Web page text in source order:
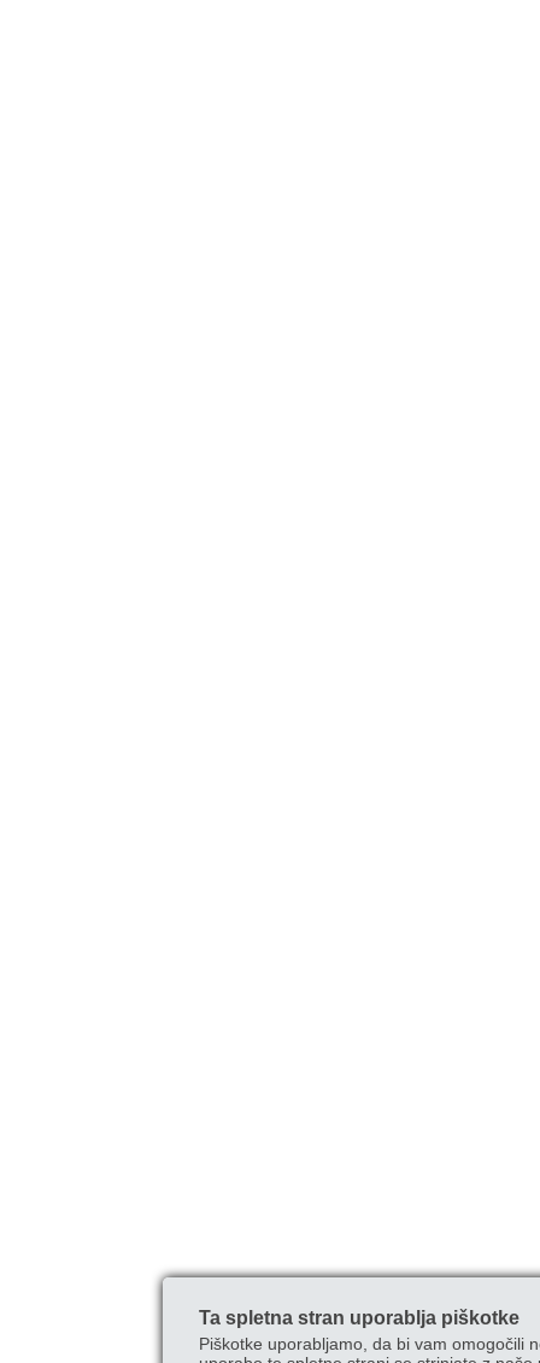
Ta spletna stran uporablja piškotke
Piškotke uporabljamo, da bi vam omogočili